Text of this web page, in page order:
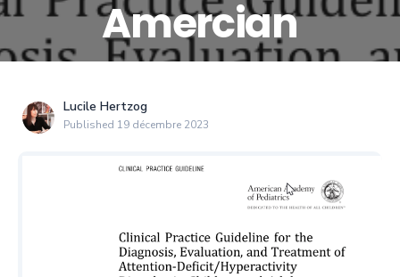
Amercian
Lucile Hertzog
Published 19 décembre 2023